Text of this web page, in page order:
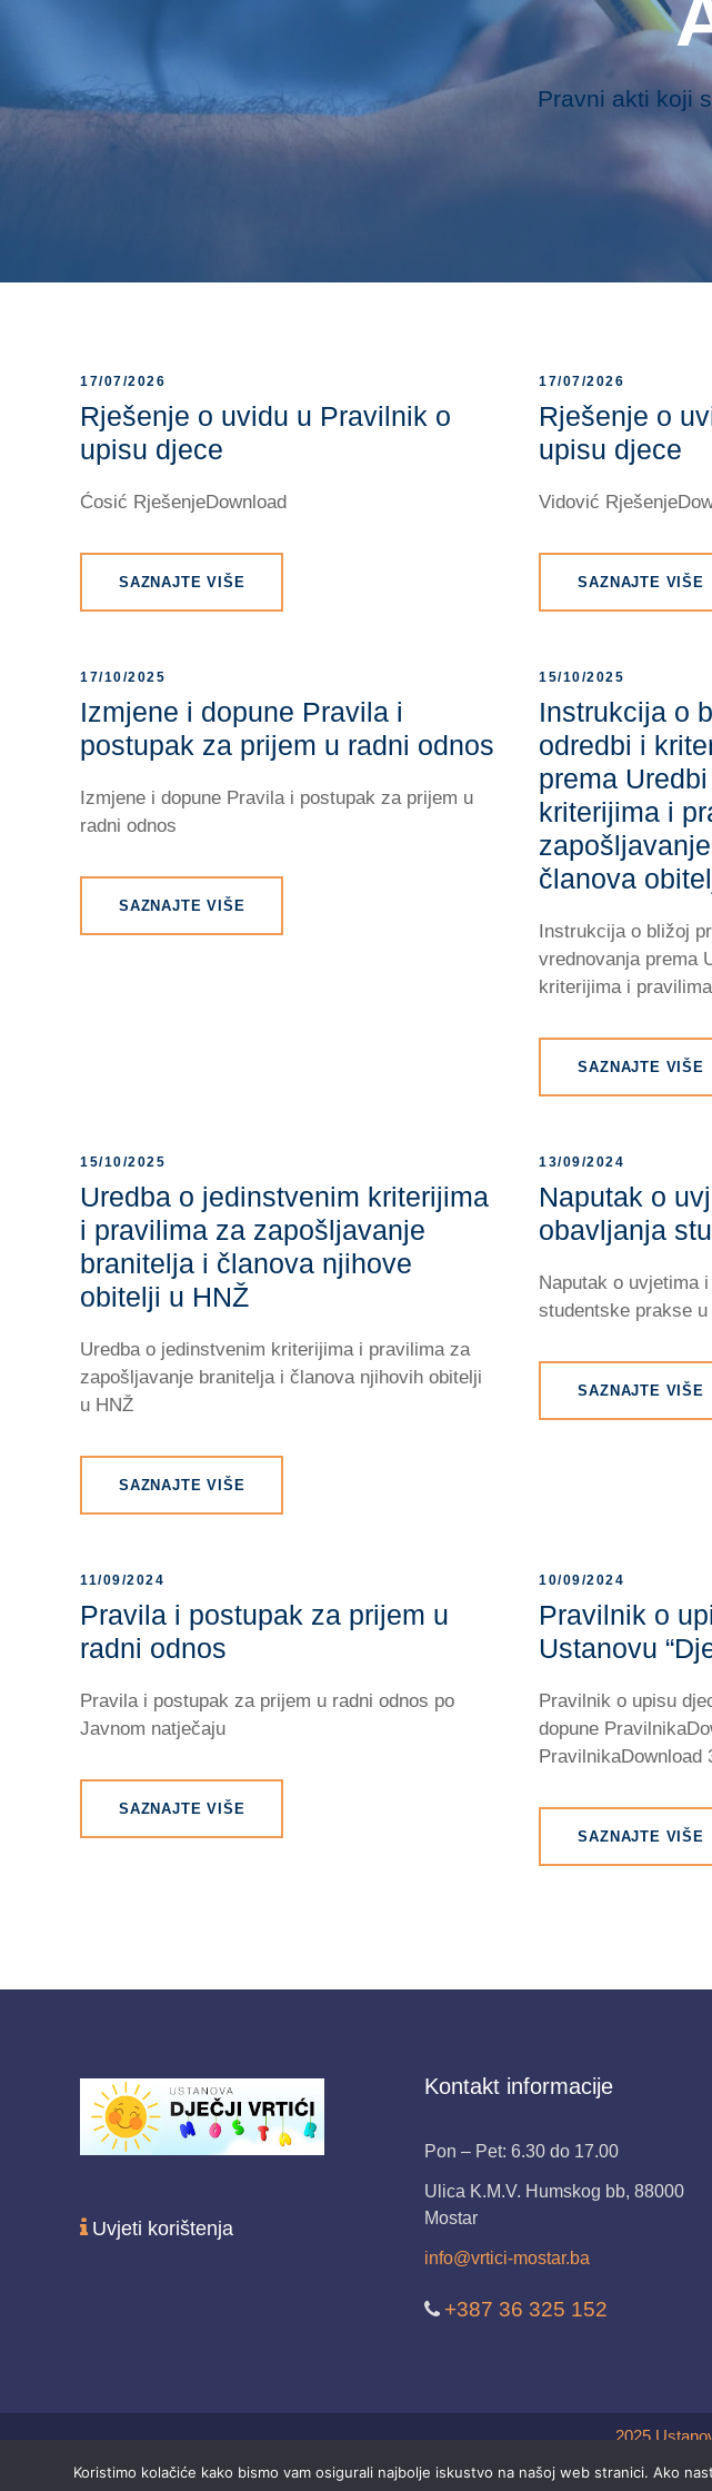
Pravni akti koji
17/07/2026
Rješenje o uvidu u Pravilnik o
upisu djece
Ćosić RješenjeDownload
SAZNAJTE VIŠE
17/07/2026
Rješenje o
upisu djece
Vidović
SAZNAJTE VIŠE
17/10/2025
Izmjene i dopune Pravila i
postupak za prijem u radni odnos
Izmjene i dopune Pravila i postupak za prijem u
radni odnos
SAZNAJTE VIŠE
15/10/2025
Instrukcija o
odredbi i
prema
kriterijima i
članova
Instrukcija o bližoj
vrednovanja prema
kriterijima i
SAZNAJTE VIŠE
15/10/2025
Uredba o jedinstvenim kriterijima
i pravilima za zapošljavanje
branitelja i članova njihove
obitelji u HNŽ
Uredba o jedinstvenim kriterijima i pravilima za
zapošljavanje branitelja i članova njihovih obitelji
u HNŽ
SAZNAJTE VIŠE
13/09/2024
Naputak o
obavljanja
Naputak o uvjetima
studentske prakse
SAZNAJTE VIŠE
11/09/2024
Pravila i postupak za prijem u
radni odnos
Pravila i postupak za prijem u radni odnos po
Javnom natječaju
SAZNAJTE VIŠE
10/09/2024
Pravilnik o
Ustanovu
Pravilnik o upisu
dopune
PravilnikaDownload
SAZNAJTE VIŠE
Uvjeti korištenja
Kontakt informacije
Pon – Pet: 6.30 do 17.00
Ulica K.M.V. Humskog bb, 88000
Mostar
info@vrtici-mostar.ba
+387 36 325 152
2025
Koristimo kolačiće kako bismo vam osigurali najbolje iskustvo na našoj web stranici. Ako